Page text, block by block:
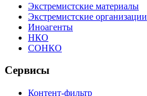
Экстремистские материалы
Экстремистские организации
Иноагенты
НКО
СОНКО
Сервисы
Контент-фильтр